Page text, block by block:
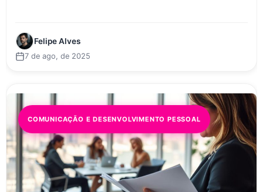
Felipe Alves
7 de ago, de 2025
COMUNICAÇÃO E DESENVOLVIMENTO PESSOAL